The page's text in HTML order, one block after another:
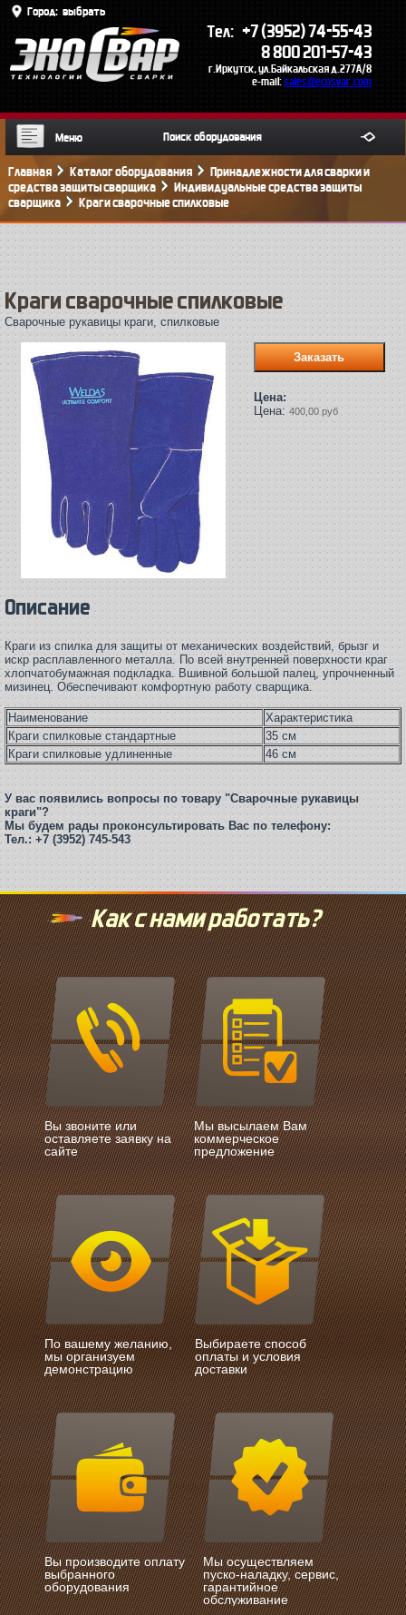
Город: выбрать
Тел: +7 (3952) 74-55-43
8 800 201-57-43
г.Иркутск, ул.Байкальская д.277А/8
e-mail:sales@ecosvar.com
Меню
Главная Каталог оборудования
Принадлежности для сварки и
средства защиты сварщика
Индивидуальные средства защиты
сварщика
Краги сварочные спилковые
Краги сварочные спилковые
Сварочные рукавицы краги, спилковые
Цена:
Цена: 400,00 руб
Описание
Краги из спилка для защиты от механических воздействий, брызг и
искр расплавленного металла. По всей внутренней поверхности краг
хлопчатобумажная подкладка. Вшивной большой палец, упрочненный
мизинец. Обеспечивают комфортную работу сварщика.
Наименование
Характеристика
Краги спилковые стандартные
35 см
Краги спилковые удлиненные
46 см
У вас появились вопросы по товару "Сварочные рукавицы
краги"?
Мы будем рады проконсультировать Вас по телефону:
Тел.: +7 (3952) 745-543
Как с нами работать?
Вы звоните или
оставляете заявку на
сайте
Мы высылаем Вам
коммерческое
предложение
По вашему желанию,
мы организуем
демонстрацию
Выбираете способ
оплаты и условия
доставки
Вы производите оплату
выбранного
оборудования
Мы осуществляем
пуско-наладку, сервис,
гарантийное
обслуживание